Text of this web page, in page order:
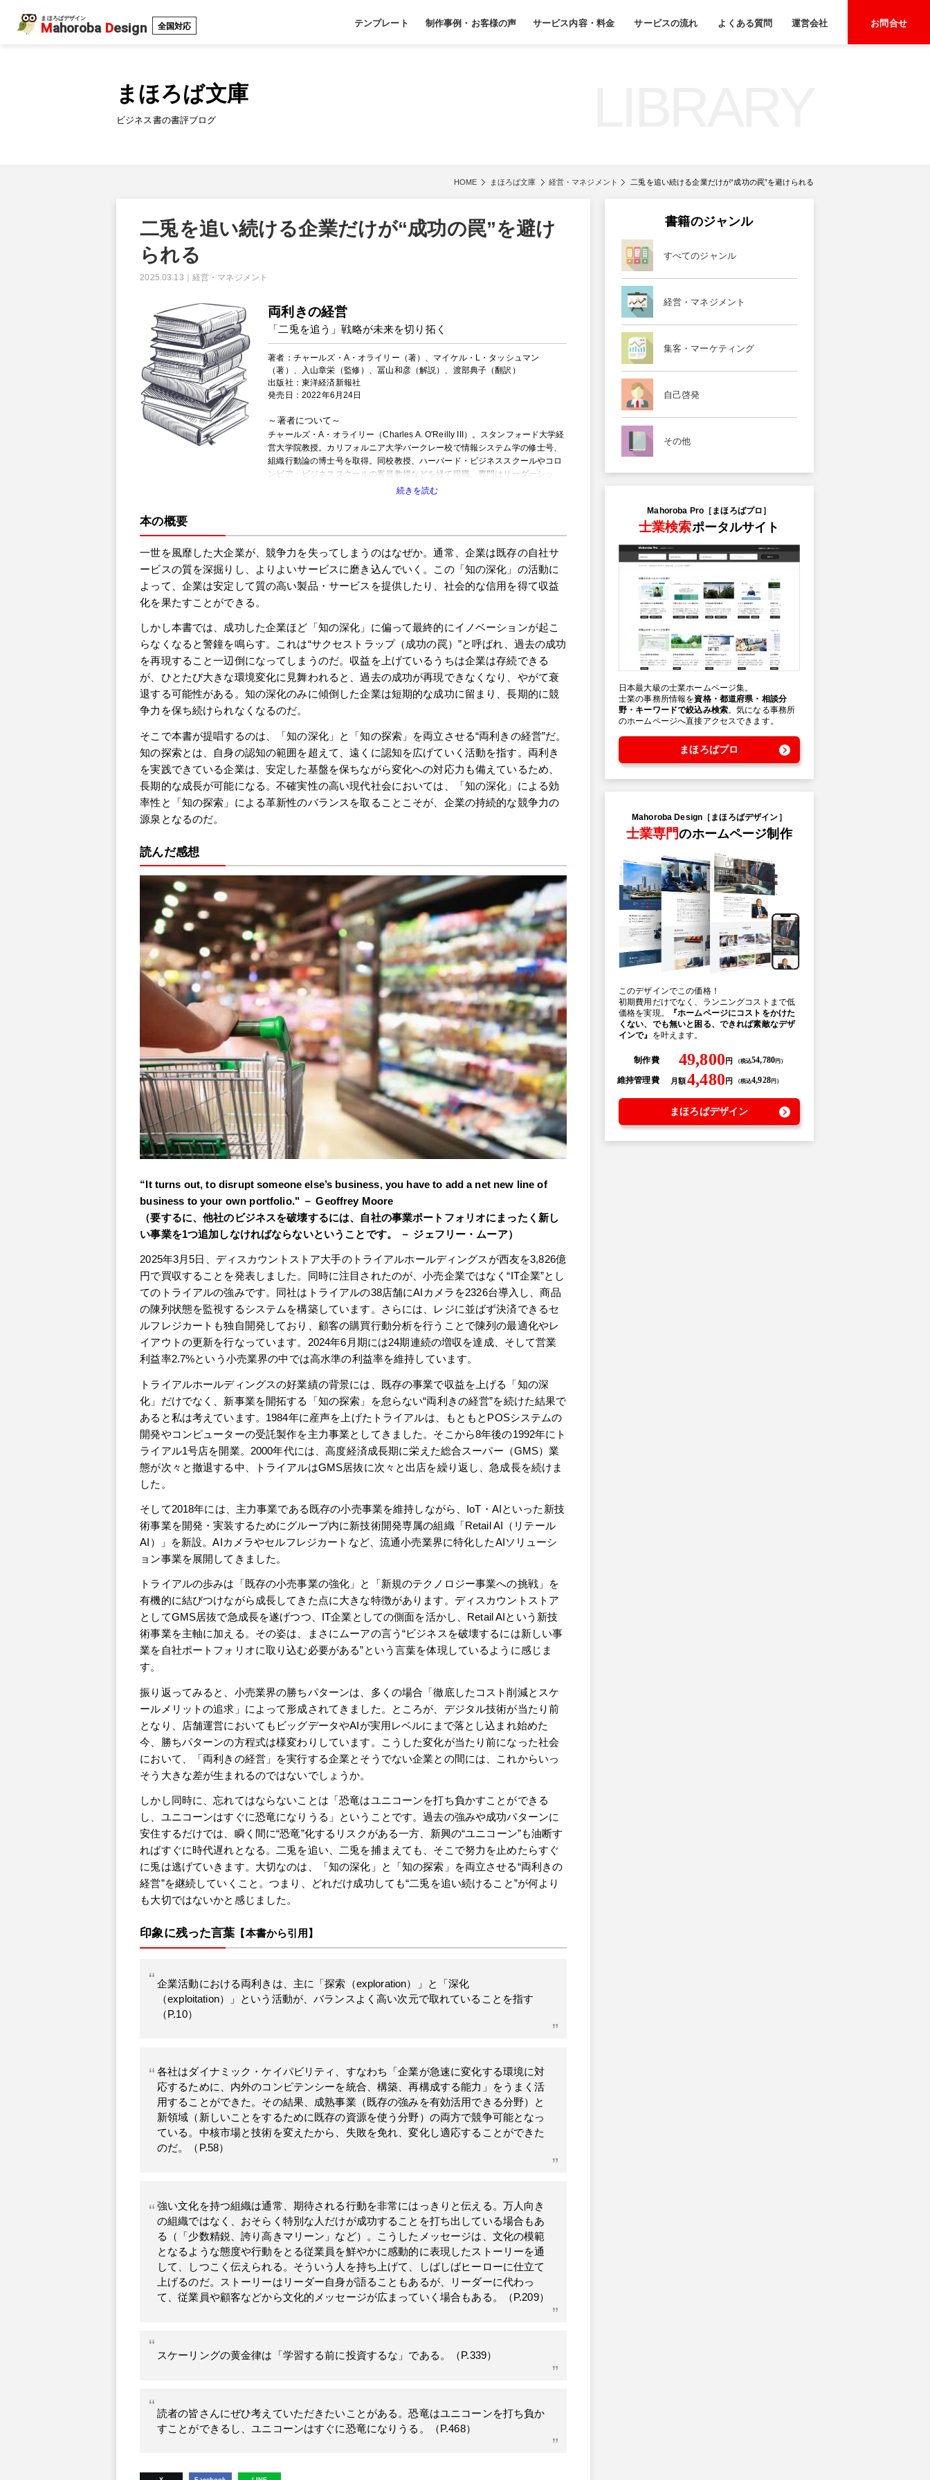
まほろばデザイン
Mahoroba Design 全国対応 テンプレート 制作事例・お客様の声 サービス内容・料金 サービスの流れ よくある質問 運営会社 お問合せ
まほろば文庫
ビジネス書の書評ブログ
HOME まほろば文庫 経営・マネジメント 二兎を追い続ける企業だけが“成功の罠”を避けられる
二兎を追い続ける企業だけが“成功の罠”を避け
られる
2025.03.13 ｜ 経営・マネジメント
両利きの経営
「二兎を追う」戦略が未来を切り拓く
著者：チャールズ・A・オライリー（著）、マイケル・L・タッシュマン
（著）、入山章栄（監修）、冨山和彦（解説）、渡部典子（翻訳）
出版社：東洋経済新報社
発売日：2022年6月24日
著者について
チャールズ・A・オライリー（Charles A. O'Reilly III）。スタンフォード大学経
営大学院教授。カリフォルニア大学バークレー校で情報システム学の修士号、
組織行動論の博士号を取得。同校教授、ハーバード・ビジネススクールやコロ
ンビア・ビジネススクールの客員教授などを経て現職。専門はリーダーシッ
プ、組織文化、人事マネジメント、イノベーションなど。スタンフォード大学
プログラム）に従事してきた。スタンフォード大学のSEP（エグゼクティブ・
プログラム）でも教鞭を執る。
マイケル・L・タッシュマン（Michael L. Tushman）。ハーバード・ビジネス
ランスINSEAD教授などを経て現職。専門は技術経営、リーダーシップ、組織
変革など。アカデミー・オブ・マネジメント特別功労賞や全米人材開発機構
（ASTD）生涯功労賞などを受賞。また、ボストンのコンサルティング会社、
チェンジロジックの共同創業者であり、コンサルティング活動やマネジメント
研修に従事。ハーバード・ビジネススクールのAMP（アドバンスト・マネジメ
ント・プログラム）、マネジメント育成・変革リーダーシップ・組織刷新プロ
本の概要
一世を風靡した大企業が、競争力を失ってしまうのはなぜか。通常、企業は既存の自社サ
ービスの質を深掘りし、よりよいサービスに磨き込んでいく。この「知の深化」の活動に
よって、企業は安定して質の高い製品・サービスを提供したり、社会的な信用を得て収益
化を果たすことができる。
しかし本書では、成功した企業ほど「知の深化」に偏って最終的にイノベーションが起こ
らなくなると警鐘を鳴らす。これは“サクセストラップ（成功の罠）”と呼ばれ、過去の成功
を再現すること一辺倒になってしまうのだ。収益を上げているうちは企業は存続できる
が、ひとたび大きな環境変化に見舞われると、過去の成功が再現できなくなり、やがて衰
退する可能性がある。知の深化のみに傾倒した企業は短期的な成功に留まり、長期的に競
争力を保ち続けられなくなるのだ。
そこで本書が提唱するのは、「知の深化」と「知の探索」を両立させる“両利きの経営”だ。
知の探索とは、自身の認知の範囲を超えて、遠くに認知を広げていく活動を指す。両利き
を実践できている企業は、安定した基盤を保ちながら変化への対応力も備えているため、
長期的な成長が可能になる。不確実性の高い現代社会においては、「知の深化」による効
率性と「知の探索」による革新性のバランスを取ることこそが、企業の持続的な競争力の
源泉となるのだ。
読んだ感想
“It turns out, to disrupt someone else’s business, you have to add a net new line of
business to your own portfolio." － Geoffrey Moore
（要するに、他社のビジネスを破壊するには、自社の事業ポートフォリオにまったく新し
い事業を1つ追加しなければならないということです。 － ジェフリー・ムーア）
2025年3月5日、ディスカウントストア大手のトライアルホールディングスが西友を3,826億
円で買収することを発表しました。同時に注目されたのが、小売企業ではなく“IT企業”とし
てのトライアルの強みです。同社はトライアルの38店舗にAIカメラを2326台導入し、商品
の陳列状態を監視するシステムを構築しています。さらには、レジに並ばず決済できるセ
ルフレジカートも独自開発しており、顧客の購買行動分析を行うことで陳列の最適化やレ
イアウトの更新を行なっています。2024年6月期には24期連続の増収を達成、そして営業
利益率2.7%という小売業界の中では高水準の利益率を維持しています。
トライアルホールディングスの好業績の背景には、既存の事業で収益を上げる「知の深
化」だけでなく、新事業を開拓する「知の探索」を怠らない“両利きの経営”を続けた結果で
あると私は考えています。1984年に産声を上げたトライアルは、もともとPOSシステムの
開発やコンピューターの受託製作を主力事業としてきました。そこから8年後の1992年にト
ライアル1号店を開業。2000年代には、高度経済成長期に栄えた総合スーパー（GMS）業
態が次々と撤退する中、トライアルはGMS居抜に次々と出店を繰り返し、急成長を続けま
した。
そして2018年には、主力事業である既存の小売事業を維持しながら、IoT・AIといった新技
術事業を開発・実装するためにグループ内に新技術開発専属の組織「Retail AI（リテール
AI）」を新設。AIカメラやセルフレジカートなど、流通小売業界に特化したAIソリューシ
ョン事業を展開してきました。
トライアルの歩みは「既存の小売事業の強化」と「新規のテクノロジー事業への挑戦」を
有機的に結びつけながら成長してきた点に大きな特徴があります。ディスカウントストア
としてGMS居抜で急成長を遂げつつ、IT企業としての側面を活かし、Retail AIという新技
術事業を主軸に加える。その姿は、まさにムーアの言う“ビジネスを破壊するには新しい事
業を自社ポートフォリオに取り込む必要がある”という言葉を体現しているように感じま
す。
振り返ってみると、小売業界の勝ちパターンは、多くの場合「徹底したコスト削減とスケ
ールメリットの追求」によって形成されてきました。ところが、デジタル技術が当たり前
となり、店舗運営においてもビッグデータやAIが実用レベルにまで落とし込まれ始めた
今、勝ちパターンの方程式は様変わりしています。こうした変化が当たり前になった社会
において、「両利きの経営」を実行する企業とそうでない企業との間には、これからいっ
そう大きな差が生まれるのではないでしょうか。
しかし同時に、忘れてはならないことは「恐竜はユニコーンを打ち負かすことができる
し、ユニコーンはすぐに恐竜になりうる」ということです。過去の強みや成功パターンに
安住するだけでは、瞬く間に“恐竜”化するリスクがある一方、新興の“ユニコーン”も油断す
ればすぐに時代遅れとなる。二兎を追い、二兎を捕まえても、そこで努力を止めたらすぐ
に兎は逃げていきます。大切なのは、「知の深化」と「知の探索」を両立させる“両利きの
経営”を継続していくこと。つまり、どれだけ成功しても“二兎を追い続けること”が何より
も大切ではないかと感じました。
印象に残った言葉 【本書から引用】
企業活動における両利きは、主に「探索（exploration）」と「深化
（exploitation）」という活動が、バランスよく高い次元で取れていることを指す
（P.10）
各社はダイナミック・ケイパビリティ、すなわち「企業が急速に変化する環境に対
応するために、内外のコンピテンシーを統合、構築、再構成する能力」をうまく活
用することができた。その結果、成熟事業（既存の強みを有効活用できる分野）と
新領域（新しいことをするために既存の資源を使う分野）の両方で競争可能となっ
ている。中核市場と技術を変えたから、失敗を免れ、変化し適応することができた
のだ。（P.58）
強い文化を持つ組織は通常、期待される行動を非常にはっきりと伝える。万人向き
の組織ではなく、おそらく特別な人だけが成功することを打ち出している場合もあ
る（「少数精鋭、誇り高きマリーン」など）。こうしたメッセージは、文化の模範
となるような態度や行動をとる従業員を鮮やかに感動的に表現したストーリーを通
して、しつこく伝えられる。そういう人を持ち上げて、しばしばヒーローに仕立て
上げるのだ。ストーリーはリーダー自身が語ることもあるが、リーダーに代わっ
て、従業員や顧客などから文化的メッセージが広まっていく場合もある。（P.209）
スケーリングの黄金律は「学習する前に投資するな」である。（P.339）
読者の皆さんにぜひ考えていただきたいことがある。恐竜はユニコーンを打ち負か
すことができるし、ユニコーンはすぐに恐竜になりうる。（P.468）
書籍のジャンル
すべてのジャンル
経営・マネジメント
集客・マーケティング
自己啓発
その他
Mahoroba Pro［まほろばプロ］
士業検索ポータルサイト
日本最大級の士業ホームページ集。
士業の事務所情報を資格・都道府県・相談分
野・キーワードで絞込み検索。気になる事務所
のホームページへ直接アクセスできます。
まほろばプロ
Mahoroba Design［まほろばデザイン］
士業専門のホームページ制作
このデザインでこの価格！
初期費用だけでなく、ランニングコストまで低
価格を実現。
『ホームページにコストをかけた
くない、でも無いと困る、できれば素敵なデザ
インで』 を叶えます。
制作費 49,800 円 （税込54,780円 ）
維持管理費 月額4,480 円 （税込4,928円 ）
まほろばデザイン